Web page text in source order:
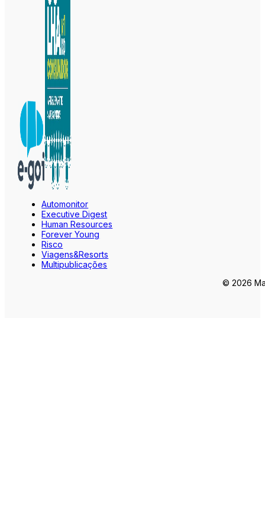
Automonitor
Executive Digest
Human Resources
Forever Young
Risco
Viagens&Resorts
Multipublicações
© 2026